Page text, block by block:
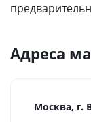
Адреса
Москва, г.